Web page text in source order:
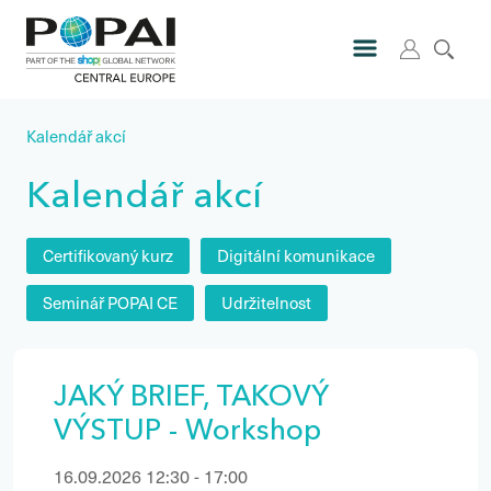
Kalendář akcí
Kalendář akcí
Certifikovaný kurz Digitální komunikace
Seminář POPAI CE Udržitelnost
JAKÝ BRIEF, TAKOVÝ
VÝSTUP - Workshop
16.09.2026 12:30 - 17:00